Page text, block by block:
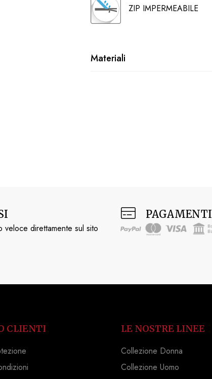
ZIP IMPERMEABILE
Materiali
veloce direttamente sul sito
PAGAMENTI
CLIENTI
LE NOSTRE LINEE
Collezione Donna
Collezione Uomo